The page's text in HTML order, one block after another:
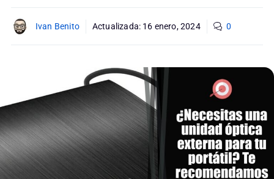
Ivan Benito Actualizada: 16 enero, 2024 0